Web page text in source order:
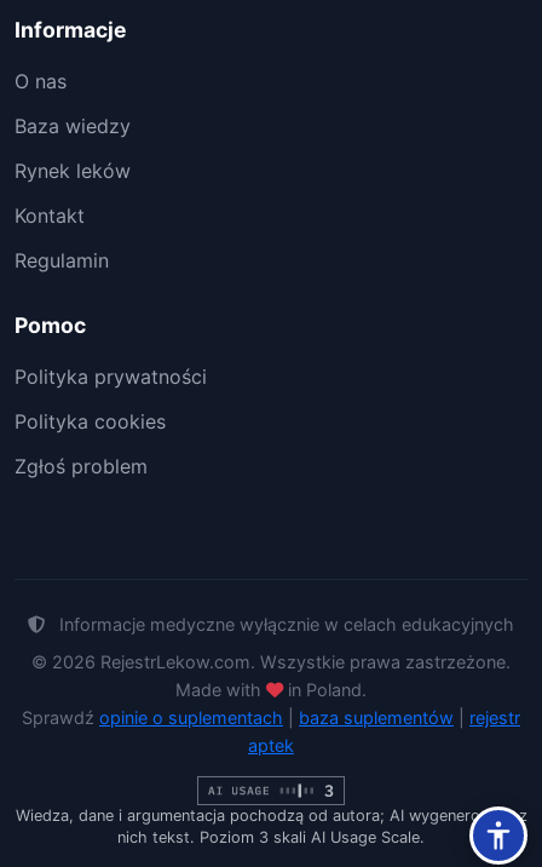
Informacje
O nas
Baza wiedzy
Rynek leków
Kontakt
Regulamin
Pomoc
Polityka prywatności
Polityka cookies
Zgłoś problem
Informacje medyczne wyłącznie w celach edukacyjnych
© 2026 RejestrLekow.com. Wszystkie prawa zastrzeżone.
Made with
in Poland.
Sprawdź opinie o suplementach baza suplementów
rejestr
aptek
Wiedza, dane i argumentacja pochodzą od autora; AI wygenerowało z
nich tekst. Poziom 3 skali AI Usage Scale.